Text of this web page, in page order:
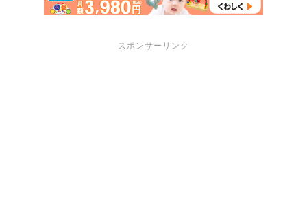
スポンサーリンク